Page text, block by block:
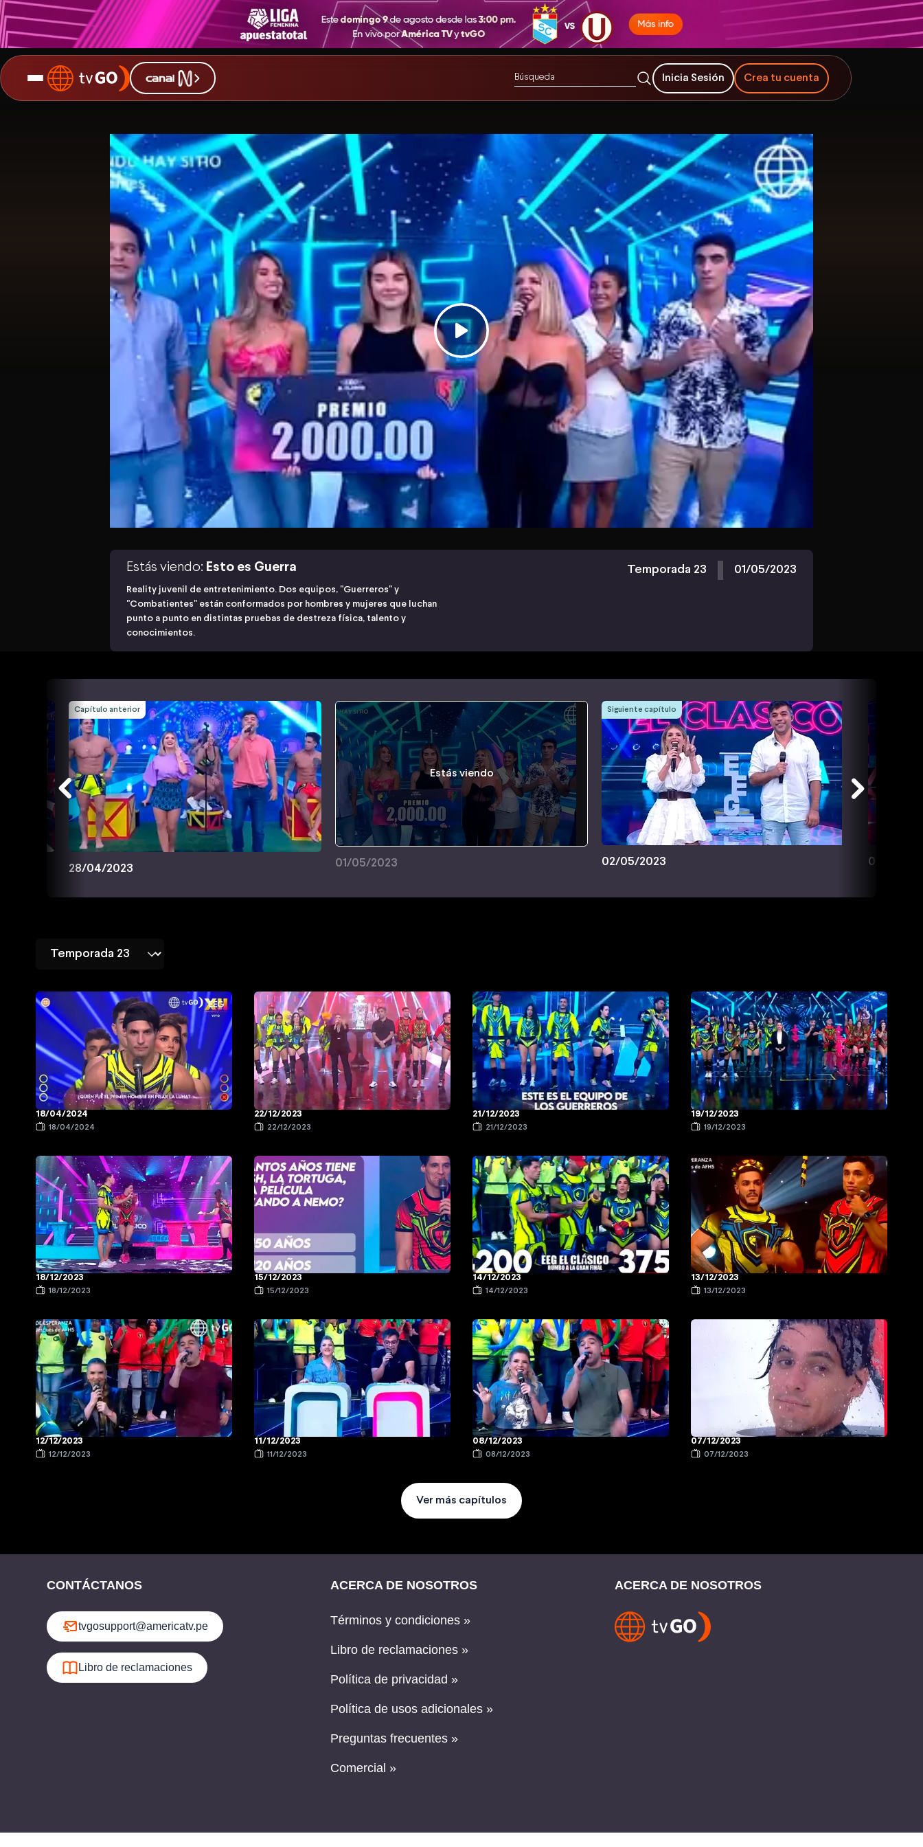
Inicia Sesión Crea tu cuenta
Estás viendo: Esto es Guerra
Reality juvenil de entretenimiento. Dos equipos, "Guerreros" y
"Combatientes" están conformados por hombres y mujeres que luchan
punto a punto en distintas pruebas de destreza física, talento y
conocimientos.
Temporada 23 01/05/2023
Capítulo anterior
28/04/2023
Estás viendo
01/05/2023
Siguiente capítulo
02/05/2023 03/05/
18/04/2024
18/04/2024
22/12/2023
22/12/2023
21/12/2023
21/12/2023
19/12/2023
19/12/2023
18/12/2023
18/12/2023
15/12/2023
15/12/2023
14/12/2023
14/12/2023
13/12/2023
13/12/2023
12/12/2023
12/12/2023
11/12/2023
11/12/2023
08/12/2023
08/12/2023
07/12/2023
07/12/2023
Ver más capítulos
CONTÁCTANOS
tvgosupport@americatv.pe
Libro de reclamaciones
ACERCA DE NOSOTROS
Términos y condiciones »
Libro de reclamaciones »
Política de privacidad »
Política de usos adicionales »
Preguntas frecuentes »
Comercial »
ACERCA DE NOSOTROS